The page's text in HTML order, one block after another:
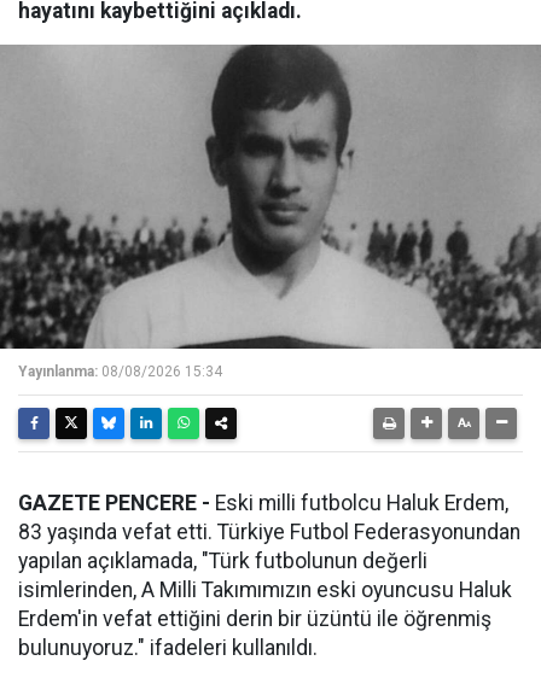
hayatını kaybettiğini açıkladı.
Yayınlanma: 08/08/2026 15:34
GAZETE PENCERE - Eski milli futbolcu Haluk Erdem,
83 yaşında vefat etti. Türkiye Futbol Federasyonundan
yapılan açıklamada, "Türk futbolunun değerli
isimlerinden, A Milli Takımımızın eski oyuncusu Haluk
Erdem'in vefat ettiğini derin bir üzüntü ile öğrenmiş
bulunuyoruz." ifadeleri kullanıldı.